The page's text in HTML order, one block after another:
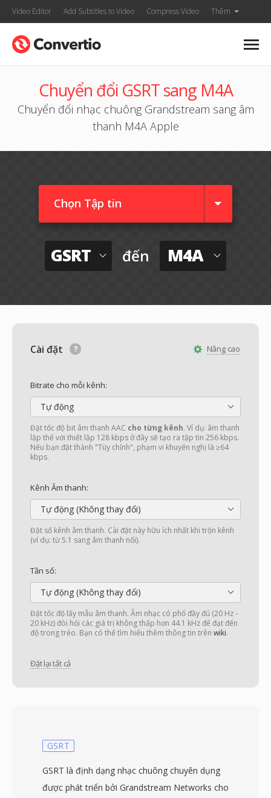
Video Editor Add Subtitles to Video Compress Video Thêm
Chuyển đổi GSRT sang M4A
Chuyển đổi nhạc chuông Grandstream sang âm
thanh M4A Apple
Chọn Tập tin
GSRT đến M4A
Nâng cao
Cài đặt
Bitrate cho mỗi kênh:
Tự động
Đặt tốc độ bit âm thanh AAC cho từng kênh. Ví dụ: âm thanh
lập thể với thiết lập 128 kbps ở đây sẽ tạo ra tập tin 256 kbps.
Nếu bạn đặt thành "Tùy chỉnh", phạm vi khuyến nghị là ≥64
kbps.
Kênh Âm thanh:
Tự động (Không thay đổi)
Đặt số kênh âm thanh. Cài đặt này hữu ích nhất khi trộn kênh
(ví dụ: từ 5.1 sang âm thanh nổi).
Tần số:
Tự động (Không thay đổi)
Đặt tốc độ lấy mẫu âm thanh. Âm nhạc có phổ đầy đủ (20 Hz -
20 kHz) đòi hỏi các giá trị không thấp hơn 44.1 kHz để đạt đến
độ trong trẻo. Bạn có thể tìm hiểu thêm thông tin trên wiki.
Đặt lại tất cả
GSRT
GSRT là định dạng nhạc chuông chuyên dụng
được phát triển bởi Grandstream Networks cho